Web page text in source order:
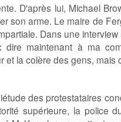
D'après lui, Michael
son arme. Le maire de
Dans une interview
maintenant à ma
et la colère des gens, mais
des protestataires
supérieure, la police